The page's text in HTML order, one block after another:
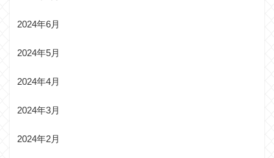
2024年6月
2024年5月
2024年4月
2024年3月
2024年2月